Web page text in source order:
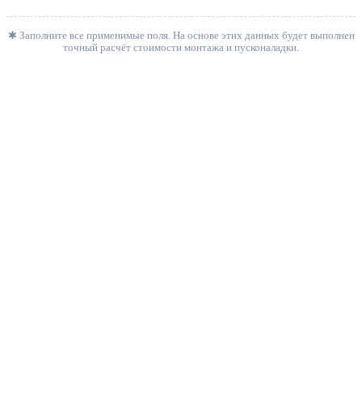
✱ Заполните все применимые поля. На основе этих данных будет выполнен
точный расчёт стоимости монтажа и пусконаладки.